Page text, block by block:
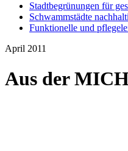
Stadtbegrünungen für
Schwammstädte
Funktionelle und
April 2011
Aus der